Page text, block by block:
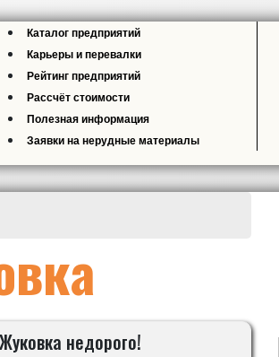
Каталог предприятий
Карьеры и перевалки
Рейтинг предприятий
Рассчёт стоимости
Полезная информация
Заявки на нерудные материалы
недорого!